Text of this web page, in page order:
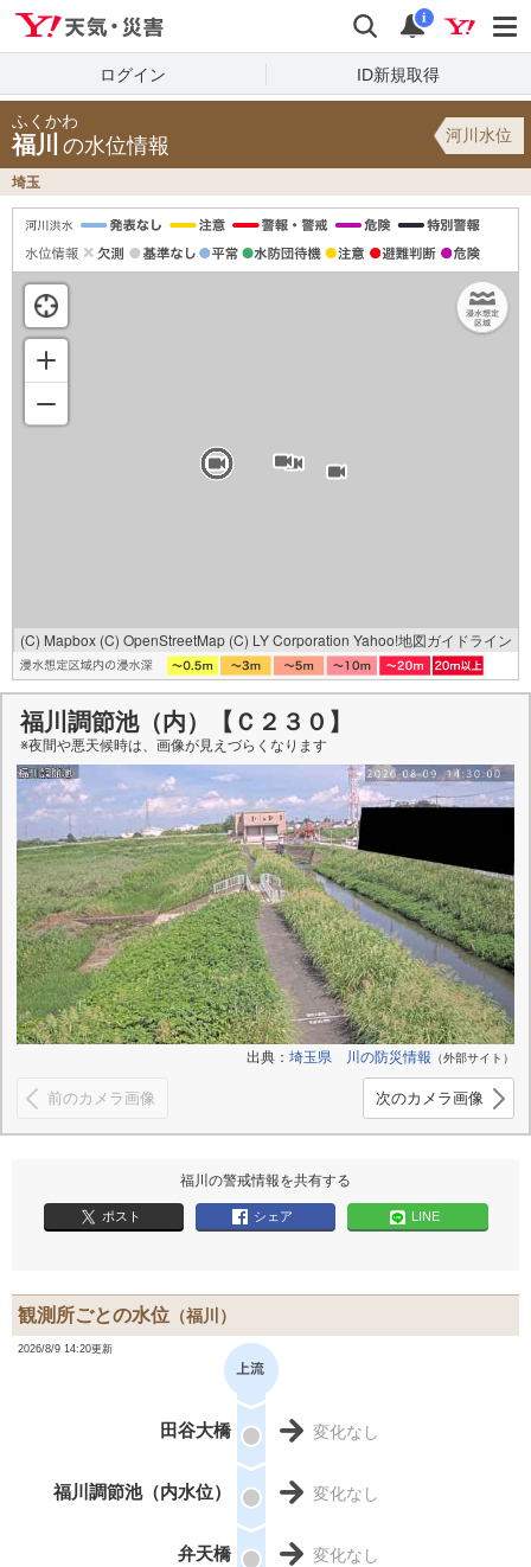
検索 通知
i
ログイン ID新規取得
ふくかわ
福川 の水位情報 河川水位
埼玉
(C) Mapbox (C) OpenStreetMap (C) LY Corporation Yahoo!地図ガイドライン
福川調節池（内）【Ｃ２３０】
※夜間や悪天候時は、 画像が見えづらくなります
出典： 埼玉県 川の防災情報 （外部サイト）
前のカメラ画像 次のカメラ画像
福川の警戒情報を共有する
ポスト シェア LINE
観測所ごとの水位 （福川）
2026/8/9 14:20更新
田谷大橋 変化なし
福川調節池（内水位） 変化なし
弁天橋 変化なし